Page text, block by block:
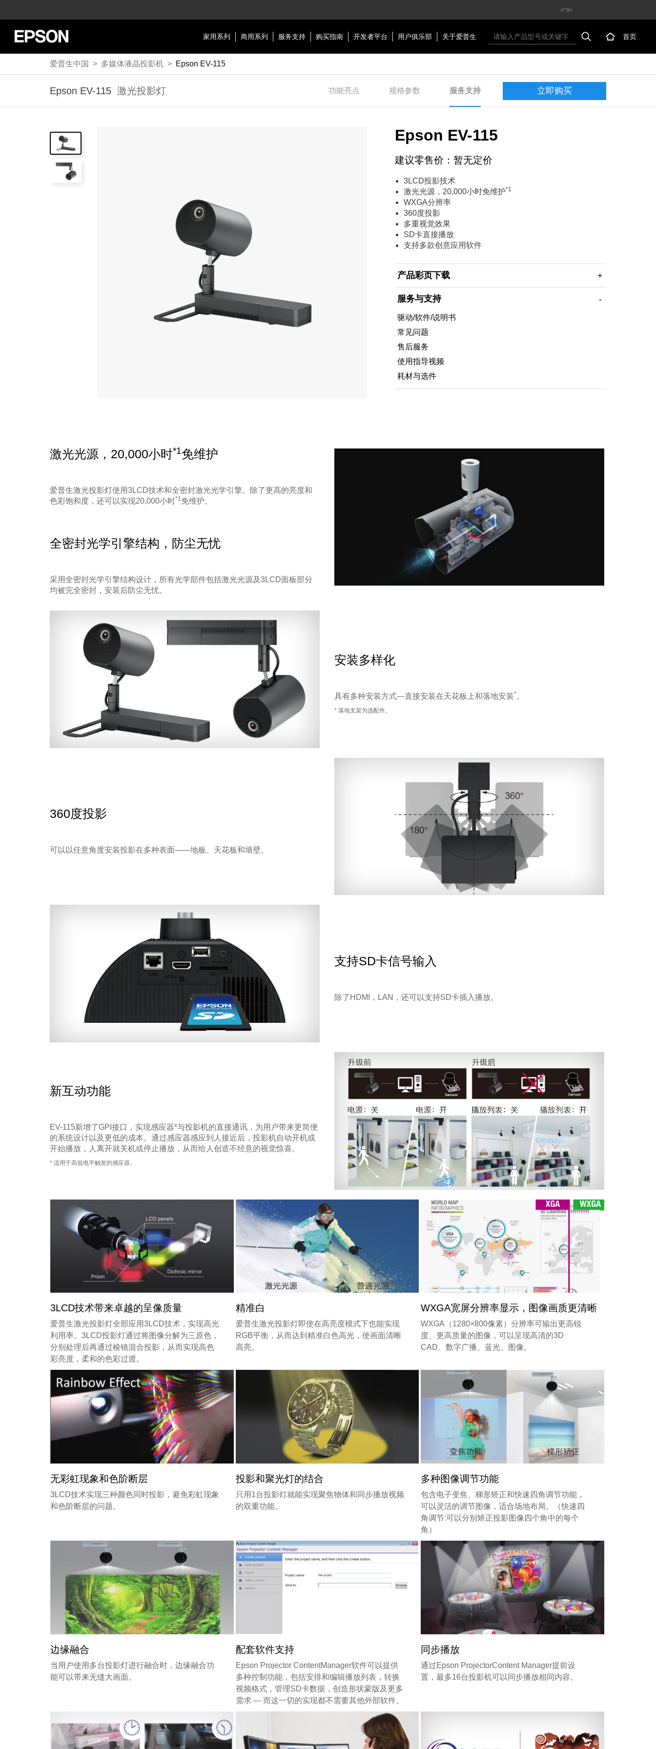
<广告>
家用系列 商用系列 服务支持 购买指南 开发者平台 用户俱乐部 关于爱普生 首页
爱普生中国 > 多媒体液晶投影机 > Epson EV-115
Epson EV-115 激光投影灯 功能亮点 规格参数 服务支持 立即购买
Epson EV-115
建议零售价：暂无定价
3LCD投影技术
激光光源，20,000小时免维护*1
WXGA分辨率
360度投影
多重视觉效果
SD卡直接播放
支持多款创意应用软件
产品彩页下载
服务与支持
驱动/软件/说明书
常见问题
售后服务
使用指导视频
耗材与选件
激光光源，20,000小时*1免维护
爱普生激光投影灯使用3LCD技术和全密封激光光学引擎。除了更高的亮度和
色彩饱和度，还可以实现20,000小时*1免维护。
全密封光学引擎结构，防尘无忧
采用全密封光学引擎结构设计，所有光学部件包括激光光源及3LCD面板部分
均被完全密封，安装后防尘无忧。
安装多样化
具有多种安装方式—直接安装在天花板上和落地安装*。
* 落地支架为选配件。
360度投影
可以以任意角度安装投影在多种表面——地板、天花板和墙壁。
支持SD卡信号输入
除了HDMI，LAN，还可以支持SD卡插入播放。
新互动功能
EV-115新增了GPI接口，实现感应器*与投影机的直接通讯，为用户带来更简便
的系统设计以及更低的成本。通过感应器感应到人接近后，投影机自动开机或
开始播放，人离开就关机或停止播放，从而给人创造不经意的视觉惊喜。
* 适用于高低电平触发的感应器。
3LCD技术带来卓越的呈像质量
爱普生激光投影灯全部应用3LCD技术，实现高光
利用率。3LCD投影灯通过将图像分解为三原色，
分别处理后再通过棱镜混合投影，从而实现高色
彩亮度，柔和的色彩过渡。
精准白
爱普生激光投影灯即使在高亮度模式下也能实现
RGB平衡，从而达到精准白色高光，使画面清晰
高亮。
WXGA宽屏分辨率显示，图像画质更清晰
WXGA（1280×800像素）分辨率可输出更高锐
度、更高质量的图像，可以呈现高清的3D
CAD、数字广播、蓝光、图像。
无彩虹现象和色阶断层
3LCD技术实现三种颜色同时投影，避免彩虹现象
和色阶断层的问题。
投影和聚光灯的结合
只用1台投影灯就能实现聚焦物体和同步播放视频
的双重功能。
多种图像调节功能
包含电子变焦、梯形矫正和快速四角调节功能，
可以灵活的调节图像，适合场地布局。（快速四
角调节:可以分别矫正投影图像四个角中的每个
角）
边缘融合
当用户使用多台投影灯进行融合时，边缘融合功
能可以带来无缝大画面。
配套软件支持
Epson Projector ContentManager软件可以提供
多种控制功能，包括安排和编辑播放列表，转换
视频格式，管理SD卡数据，创造形状蒙版及更多
需求 — 而这一切的实现都不需要其他外部软件。
同步播放
通过Epson ProjectorContent Manager提前设
置，最多16台投影机可以同步播放相同内容。